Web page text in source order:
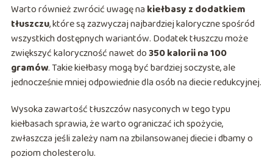
Warto również zwrócić uwagę na kiełbasy z dodatkiem
tłuszczu, które są zazwyczaj najbardziej kaloryczne spośród
wszystkich dostępnych wariantów. Dodatek tłuszczu może
zwiększyć kaloryczność nawet do350 kalorii na 100
gramów. Takie kiełbasy mogą być bardziej soczyste, ale
jednocześnie mniej odpowiednie dla osób na diecie redukcyjnej.
Wysoka zawartość tłuszczów nasyconych w tego typu
kiełbasach sprawia, że warto ograniczać ich spożycie,
zwłaszcza jeśli zależy nam na zbilansowanej diecie i dbamy o
poziom cholesterolu.